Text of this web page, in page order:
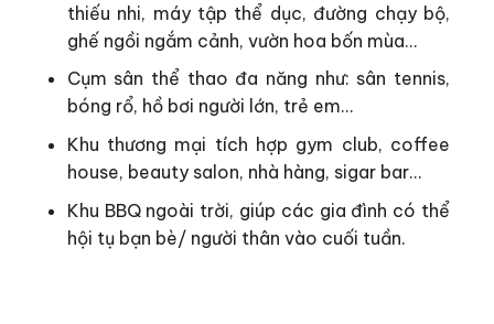
thiếu nhi, máy tập thể dục, đường chạy bộ,
ghế ngồi ngắm cảnh, vườn hoa bốn mùa…
Cụm sân thể thao đa năng như: sân tennis,
bóng rổ, hồ bơi người lớn, trẻ em…
Khu thương mại tích hợp gym club, coffee
house, beauty salon, nhà hàng, sigar bar…
Khu BBQ ngoài trời, giúp các gia đình có thể
hội tụ bạn bè/ người thân vào cuối tuần.